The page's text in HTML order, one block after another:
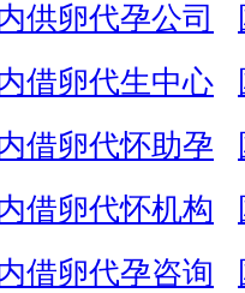
供卵代孕公司
借卵代生中心
借卵代怀助孕
借卵代怀机构
借卵代孕咨询